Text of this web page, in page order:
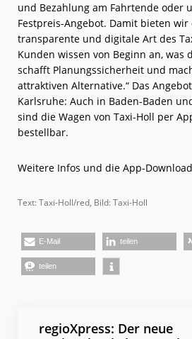
und Bezahlung am Fahrtende oder
Festpreis-Angebot. Damit bieten
transparente und digitale Art des
Kunden wissen von Beginn an, was
schafft Planungssicherheit und
attraktiven Alternative.“ Das
Karlsruhe: Auch in Baden-Baden
sind die Wagen von Taxi-Holl per
bestellbar.
Weitere Infos und die App-
Text: Taxi-Holl/red, Bild: Taxi-Holl
E-Mail teilen
teilen
regioXpress: Der neue